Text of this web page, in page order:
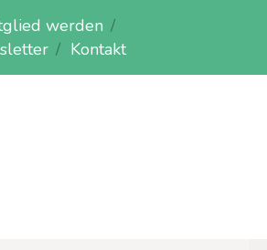
werden
Kontakt